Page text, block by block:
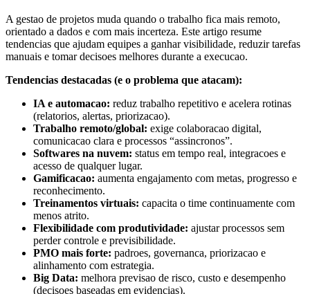
A gestao de projetos muda quando o trabalho fica mais remoto,
orientado a dados e com mais incerteza. Este artigo resume
tendencias que ajudam equipes a ganhar visibilidade, reduzir tarefas
manuais e tomar decisoes melhores durante a execucao.
Tendencias destacadas (e o problema que atacam):
IA e automacao: reduz trabalho repetitivo e acelera rotinas
(relatorios, alertas, priorizacao).
Trabalho remoto/global: exige colaboracao digital,
comunicacao clara e processos “assincronos”.
Softwares na nuvem: status em tempo real, integracoes e
acesso de qualquer lugar.
Gamificacao: aumenta engajamento com metas, progresso e
reconhecimento.
Treinamentos virtuais: capacita o time continuamente com
menos atrito.
Flexibilidade com produtividade: ajustar processos sem
perder controle e previsibilidade.
PMO mais forte: padroes, governanca, priorizacao e
alinhamento com estrategia.
Big Data: melhora previsao de risco, custo e desempenho
(decisoes baseadas em evidencias).